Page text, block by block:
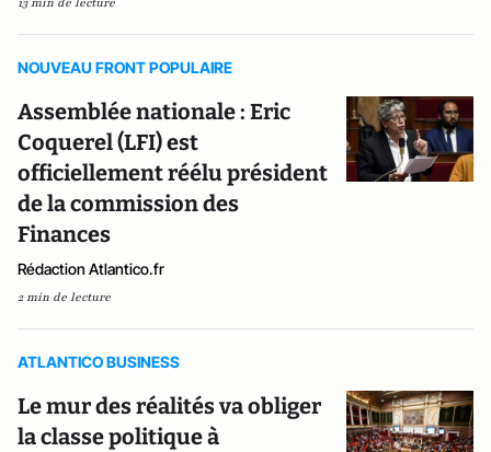
NOUVEAU FRONT POPULAIRE
Assemblée nationale : Eric
Coquerel (LFI) est
officiellement réélu président
de la commission des
Finances
Rédaction Atlantico.fr
2 min de lecture
ATLANTICO BUSINESS
Le mur des réalités va obliger
la classe politique à